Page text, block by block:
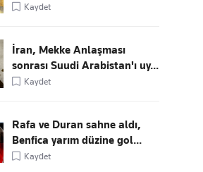
Kaydet
İran, Mekke Anlaşması
sonrası Suudi Arabistan'ı uy...
Kaydet
Rafa ve Duran sahne aldı,
Benfica yarım düzine gol...
Kaydet